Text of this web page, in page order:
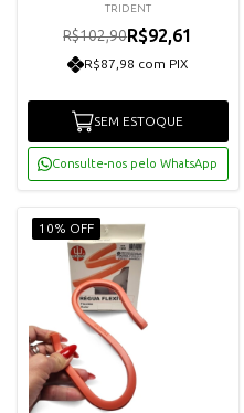
TRIDENT
R$102,90R$92,61
R$87,98 com PIX
SEM ESTOQUE
Consulte-nos pelo WhatsApp
10% OFF